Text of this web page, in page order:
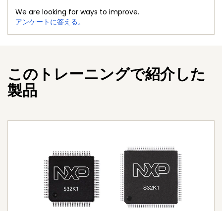
We are looking for ways to improve.
アンケートに答える。
このトレーニングで紹介した
製品